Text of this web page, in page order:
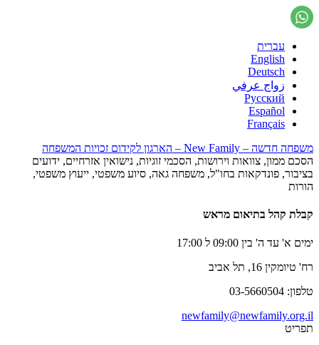
עברית
English
Deutsch
زواج عرفي
Русский
Español
Français
משפחה חדשה – New Family – הארגון לקידום זכויות המשפחה
הסכם ממון, צוואות וירושות, הסכמי זוגיות, נישואין אזרחיים, ידועים
בציבור, פונדקאות בחו"ל, משפחה גאה, סיוע משפטי, ייעוץ משפטי,
הורות
קבלת קהל בתיאום מראש
ימים א' עד ה' בין 09:00 ל 17:00
רח' טיומקין 16, תל אביב
טלפון: 03-5660504
newfamily@newfamily.org.il
תפריט